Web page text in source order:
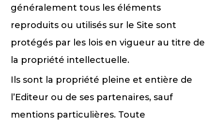
généralement tous les éléments
reproduits ou utilisés sur le Site sont
protégés par les lois en vigueur au titre de
la propriété intellectuelle.
Ils sont la propriété pleine et entière de
l’Editeur ou de ses partenaires, sauf
mentions particulières. Toute